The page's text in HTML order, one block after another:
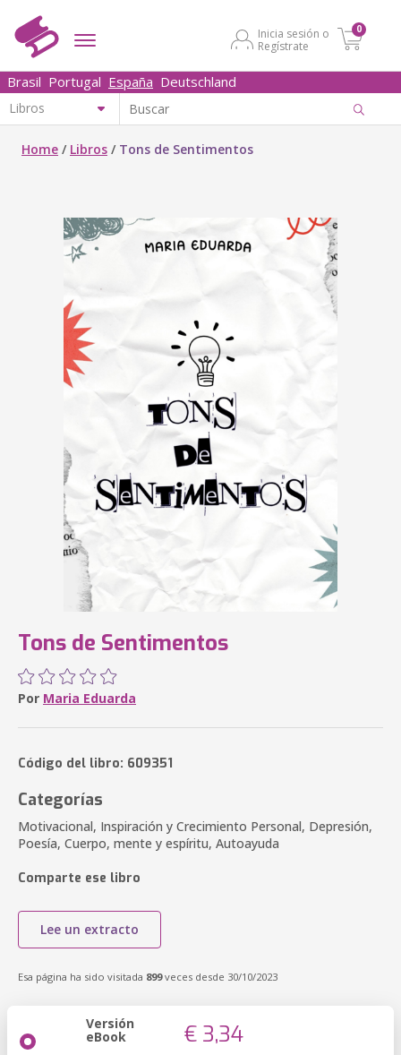
Inicia sesión o
Regístrate
0
Brasil Portugal España Deutschland
Home / Libros / Tons de Sentimentos
Tons de Sentimentos
Por Maria Eduarda
Código del libro: 609351
Categorías
Motivacional, Inspiración y Crecimiento Personal, Depresión,
Poesía, Cuerpo, mente y espíritu, Autoayuda
Comparte ese libro
Lee un extracto
Esa página ha sido visitada 899veces desde 30/10/2023
Versión
eBook € 3,34